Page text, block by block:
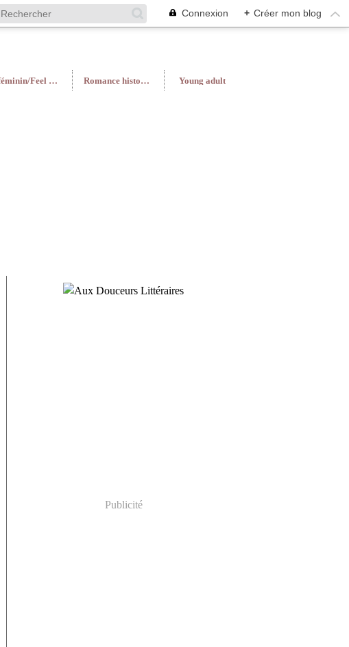
Connexion + Créer mon blog
Roman féminin/Feel Good Romance historique Young adult
Publicité